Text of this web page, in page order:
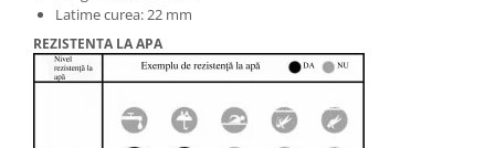
Latime curea: 22 mm
REZISTENTA LA APA